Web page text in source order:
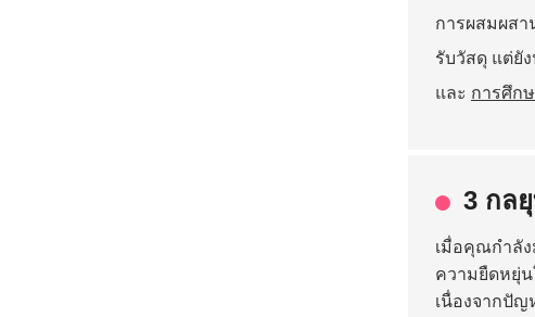
การผสมผส
รับวัสดุ แต่ยั
และ การศึก
3 กล
เมื่อคุณกำลั
ความยืดหยุ่
เนื่องจากปั